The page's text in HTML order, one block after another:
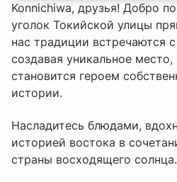
Konnichiwa, друзья! Добро
уголок Токийской улицы
нас традиции встречаются
создавая уникальное
становится героем
истории.
Насладитесь блюдами,
историей востока в
страны восходящего солнца.